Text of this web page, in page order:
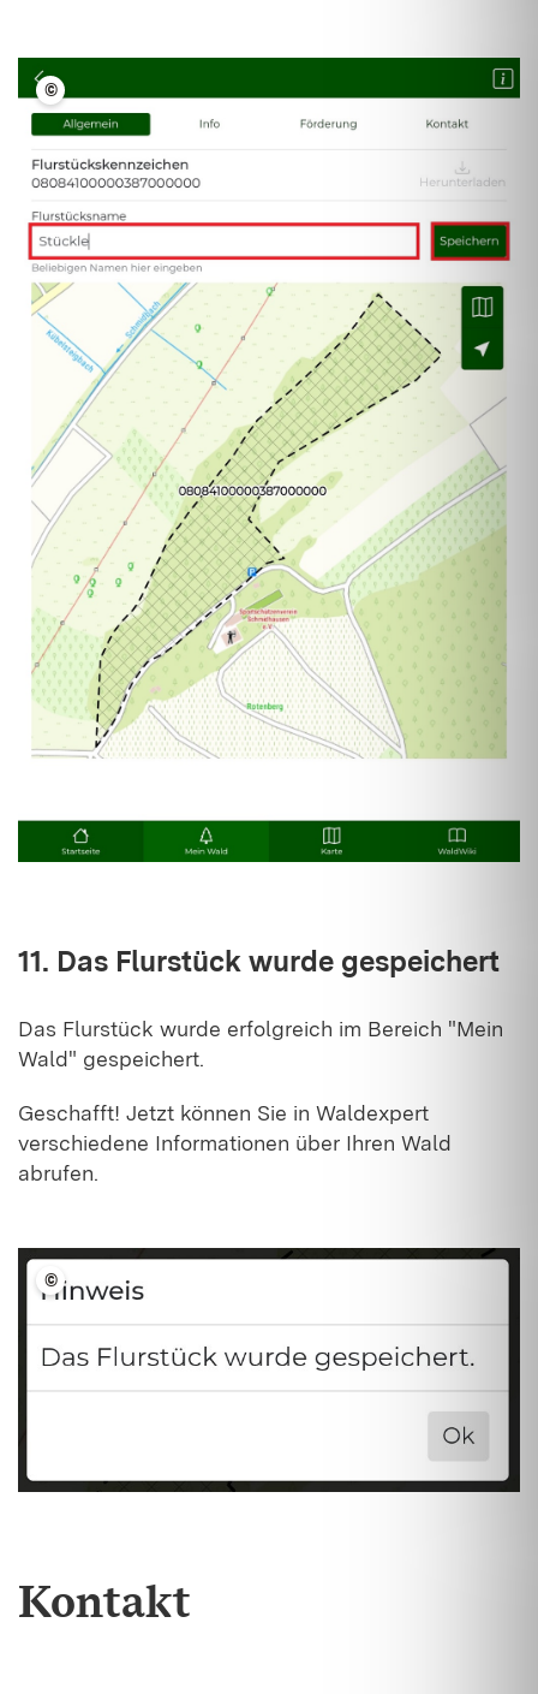
©
11. Das Flurstück wurde gespeichert
Das Flurstück wurde erfolgreich im Bereich "Mein
Wald" gespeichert.
Geschafft! Jetzt können Sie in Waldexpert
verschiedene Informationen über Ihren Wald
abrufen.
©
Kontakt